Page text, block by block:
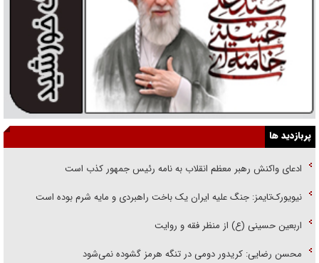
پربازدید ها
ادعای واکنش رهبر معظم انقلاب به نامه رئیس جمهور کذب است
نیویورک‌تایمز: جنگ علیه ایران یک باخت راهبردی و مایه شرم بوده است
اربعین حسینی (ع) از منظر فقه و روایت
محسن رضایی: کریدور دومی در تنگه هرمز گشوده نمی‌شود